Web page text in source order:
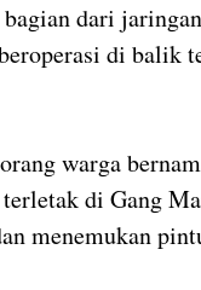
dari
di balik
warga
di Gang
menemukan